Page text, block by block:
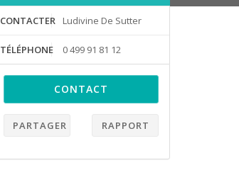
CONTACTER Ludivine De Sutter
TÉLÉPHONE 0 499 91 81 12
CONTACT
PARTAGER RAPPORT